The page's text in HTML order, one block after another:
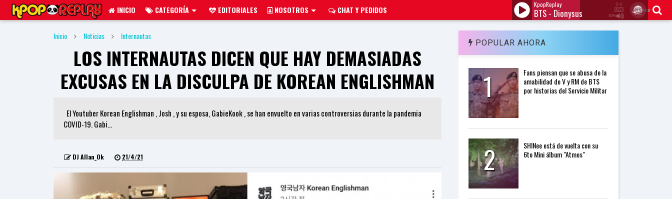
Buscar
INICIO CATEGORÍA EDITORIALES NOSOTROS CHAT Y PEDIDOS
Inicio Noticias Internautas
LOS INTERNAUTAS DICEN QUE HAY DEMASIADAS
EXCUSAS EN LA DISCULPA DE KOREAN ENGLISHMAN
El Youtuber Korean Englishman , Josh , y su esposa, GabieKook , se han envuelto en varias controversias durante la pandemia
COVID-19. Gabi...
DJ Allan_Ok 21/4/21
POPULAR AHORA
1
Fans piensan que se abusa de la
amabilidad de V y RM de BTS
por historias del Servicio Militar
2
SHINee está de vuelta con su
6to Mini álbum "Atmos"
50%
KpopReplay
BTS - Dionysus
J
Q
U
Y
R
A
D
I
O
P
L
E
R
a
n